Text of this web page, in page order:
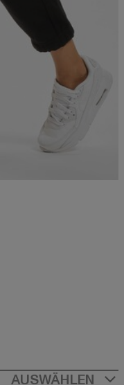
49,99 EUR
AUSWÄHLEN